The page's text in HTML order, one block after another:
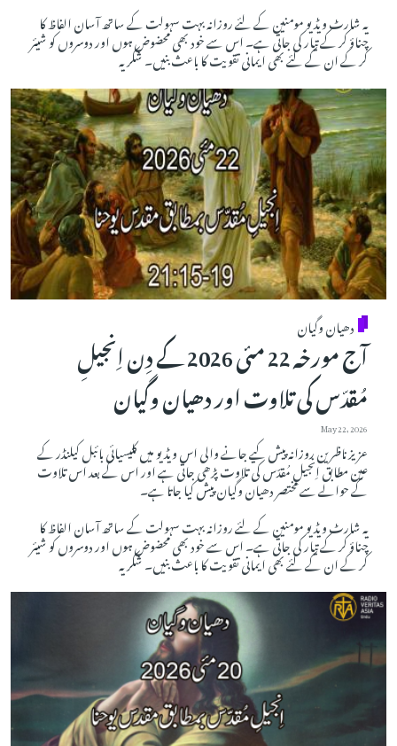
یہ شارٹ ویڈیو مومنین کے لئے روزانہ بہت سہولت کے ساتھ آسان الفاظ کا
چناؤ کر کے تیار کی جاتی ہے۔ اس سے خود بھی محضوض ہوں اور دوسروں کو شیئر
کر کے ان کے لئے بھی ایمانی تقویت کا باعث بنیں۔ شکریہ
دھیان وگیان
آج مورخہ 22 مئی 2026 کے دِن اِنجیلِ
مُقدّس کی تلاوت اور دھیان وگیان
May 22, 2026
عزیز ناظرین روزانہ پیش کیے جانے والی اس ویڈیو میں کلیسیائی بائبل کیلنڈر کے
عین مطابق اِنجیلِ مُقدّس کی تلاوت پڑھی جاتی ہے اور اس کے بعد اس تلاوت
کے حوالے سے مختصر دھیان وگیان پیش کیا جاتا ہے۔
یہ شارٹ ویڈیو مومنین کے لئے روزانہ بہت سہولت کے ساتھ آسان الفاظ کا
چناؤ کر کے تیار کی جاتی ہے۔ اس سے خود بھی محضوض ہوں اور دوسروں کو شیئر
کر کے ان کے لئے بھی ایمانی تقویت کا باعث بنیں۔ شکریہ